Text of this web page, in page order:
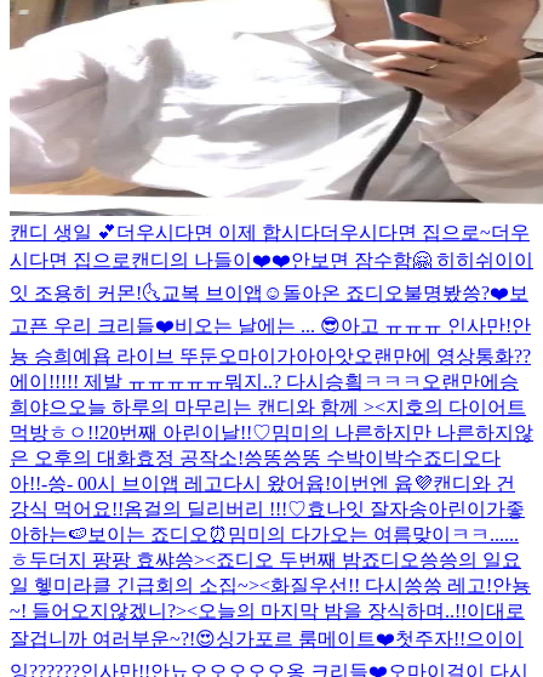
캔디 생일 💕더우시다면 이제 합시다더우시다면 집으로~더우
시다면 집으로캔디의 나들이❤️❤️안보면 잠수함🤗 히히 쉬이이
잇 조용히 커몬!🌜교복 브이앱☺️ 돌아온 죠디오불명봤씅?❤️보
고픈 우리 크리들❤️비오는 날에는 ... 😎아고 ㅠㅠㅠ 인사만!안
뇽 승희예욥 라이브 뚜둔오마이가아아앗오랜만에 영상통화??
에이!!!!! 제발 ㅠㅠㅠㅠㅠ뭐지..? 다시승힄ㅋㅋㅋ 오랜만에승
희야으 오늘 하루의 마무리는 캔디와 함께 ><지호의 다이어트
먹방ㅎㅇ!!20번째 아린이날!!♡밈미의 나른하지만 나른하지않
은 오후의 대화효정 공작소!씅똥씅똥 수박이박수죠디오다
아!!-씅- 00시 브이앱 레고다시 왔어윱!이번엔 윱💜캔디와 건
강식 먹어요!!옴걸의 딜리버리 !!!♡효나잇 잘자송아린이가좋
아하는🍉 보이는 죠디오⏰ 밈미의 다가오는 여름맞이ㅋㅋ......
ㅎ두더지 팡팡 효쌰씅><죠디오 두번째 밤죠디오씅씅의 일요
일 헿미라클 긴급회의 소집~><화질우선!! 다시씅씅 레고!안뇽
~! 들어오지않겠니?><오늘의 마지막 밤을 장식하며..!!이대로
잘겁니까 여러부운~?!😍싱가포르 룸메이트❤️첫주자!!으이이
잉??????인사만!!안뇨오오오오오옹 크리들❤️오마이걸이 다시